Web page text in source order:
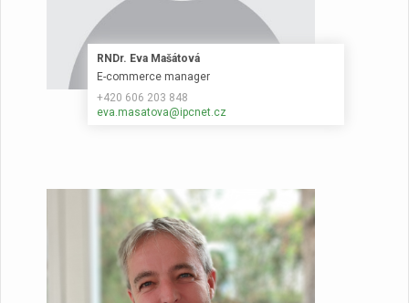
RNDr. Eva Mašátová
E-commerce manager
+420 606 203 848
eva.masatova@ipcnet.cz